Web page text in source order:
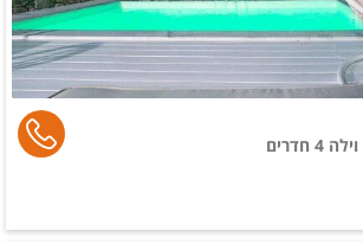
וילה 4 חדרים